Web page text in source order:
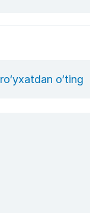
ro‘yxatdan o‘ting